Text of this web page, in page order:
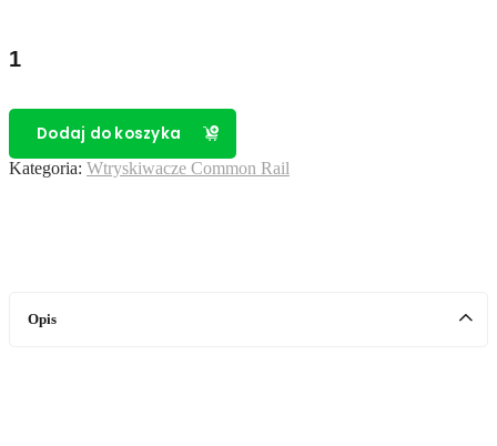
ilość
WTRYSKIWACZ
VITESCO
562002110/33800-
2U000
Dodaj do koszyka
Kategoria: Wtryskiwacze Common Rail
Opis